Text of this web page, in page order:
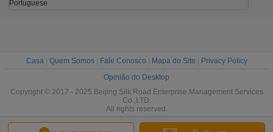
do fecho de correr
Portuguese
Casa| Quem Somos| Fale Conosco Mapa do Site
Privacy Policy
Opinião do Desktop
Copyright © 2017 - 2025 Beijing Silk Road Enterprise Management Services
Co.,LTD.
All rights reserved.